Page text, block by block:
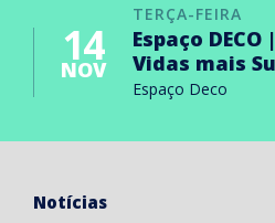
TERÇA-FEIRA
14
NOV
Espaço
Vidas mais
Espaço Deco
Notícias